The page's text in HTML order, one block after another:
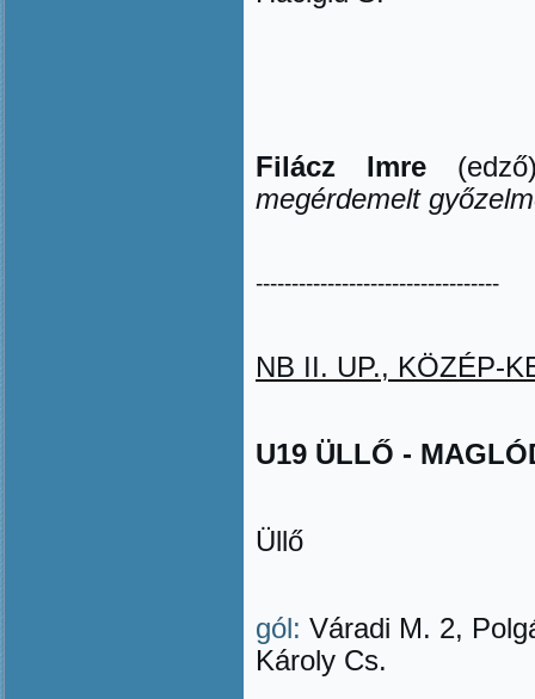
Filácz Imre
megérdemelt
----------------------------------
NB II. UP., KÖZÉP-
U19 ÜLLŐ -
Üllő
gól: Váradi M. 2,
Károly Cs.